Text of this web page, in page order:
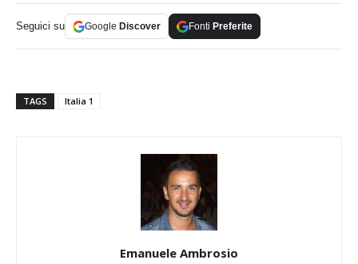
Seguici su Google Discover Fonti Preferite
TAGS Italia 1
Emanuele Ambrosio